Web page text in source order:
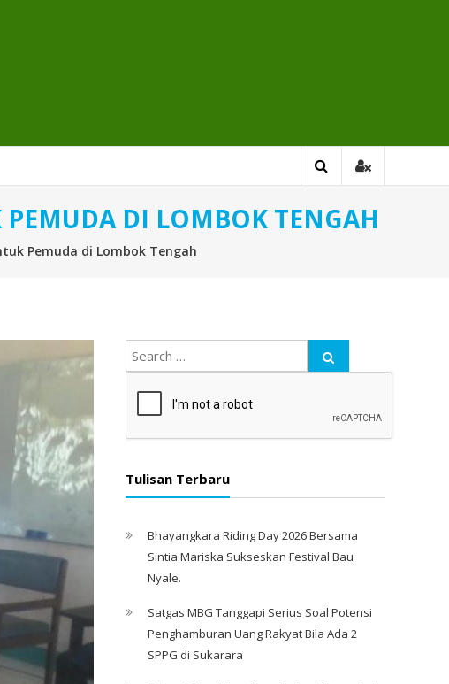
DI LOMBOK TENGAH
Pemuda di Lombok Tengah
Tulisan Terbaru
Bhayangkara Riding Day 2026 Bersama
Sintia Mariska Sukseskan Festival Bau
Nyale. ‎
Satgas MBG Tanggapi Serius Soal Potensi
Penghamburan Uang Rakyat Bila Ada 2
SPPG di Sukarara